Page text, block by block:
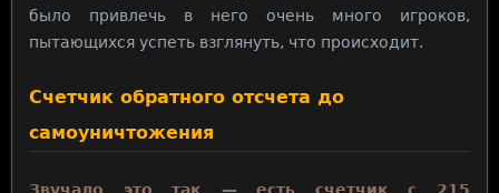
было привлечь в него очень много игроков,
пытающихся успеть взглянуть, что происходит.
Счетчик обратного отсчета до
самоуничтожения
Звучало это так — есть счетчик с 215